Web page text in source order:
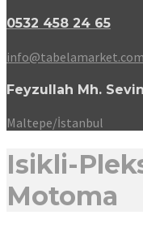
0532 458 24 65
info@tabelamarket.com
Feyzullah Mh.
Maltepe/İstanbul
Isikli-
Motoma